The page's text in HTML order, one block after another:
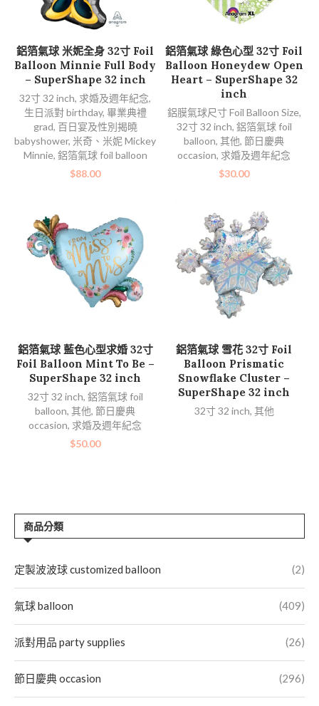
加入購物車
鋁箔氣球 米妮全身 32寸 Foil
Balloon Minnie Full Body
– SuperShape 32 inch
32寸 32 inch, 求婚及週年紀念,
生日派對 birthday, 畢業典禮
grad, 百日宴及性別揭曉
babyshower, 米奇、米妮 Mickey
Minnie, 鋁箔氣球 foil balloon
$88.00
加入購物車
鋁箔氣球 綠色心型 32寸 Foil
Balloon Honeydew Open
Heart – SuperShape 32
inch
鋁膜氣球尺寸 Foil Balloon Size,
32寸 32 inch, 鋁箔氣球 foil
balloon, 其他, 節日慶典
occasion, 求婚及週年紀念
$30.00
加入購物車
鋁箔氣球 藍色心型求婚 32寸
Foil Balloon Mint To Be –
SuperShape 32 inch
32寸 32 inch, 鋁箔氣球 foil
balloon, 其他, 節日慶典
occasion, 求婚及週年紀念
$50.00
查看內容
鋁箔氣球 雪花 32寸 Foil
Balloon Prismatic
Snowflake Cluster –
SuperShape 32 inch
32寸 32 inch, 其他
商品分類
定製波波球 customized balloon (2)
氣球 balloon (409)
派對用品 party supplies (26)
節日慶典 occasion (296)